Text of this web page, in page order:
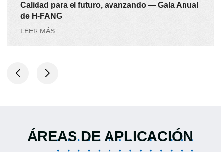
Calidad para el futuro, avanzando — Gala Anual
de H-FANG
LEER MÁS
ÁREAS DE APLICACIÓN